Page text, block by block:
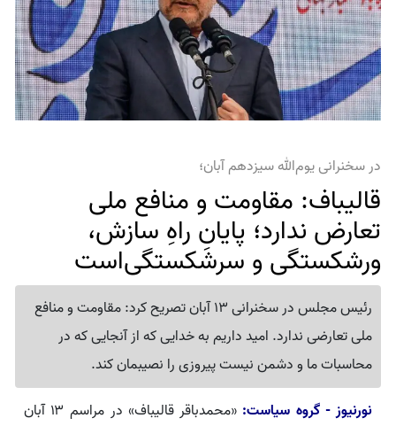
در سخنرانی یوم‌الله سیزدهم آبان؛
قالیباف: مقاومت و منافع ملی
تعارض ندارد؛ پایانِ راهِ سازش،
ورشکستگی و سرشکستگی‌است
رئیس مجلس در سخنرانی 13 آبان تصریح کرد: مقاومت و منافع
ملی تعارضی ندارد. امید داریم به خدایی که از آنجایی که در
محاسبات ما و دشمن نیست پیروزی را نصیبمان کند.
نورنیوز - گروه سیاست:
«محمدباقر قالیباف» در مراسم ۱۳ آبان